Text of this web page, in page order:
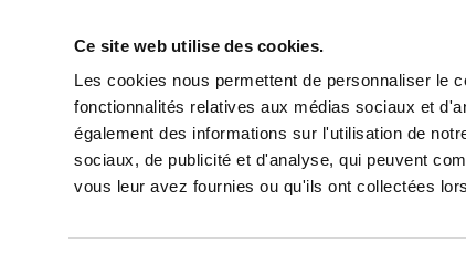
Ce site web utilise des cookies.
Les cookies nous permettent de personnaliser le
fonctionnalités relatives aux médias sociaux et
également des informations sur l'utilisation de
sociaux, de publicité et d'analyse, qui peuvent
vous leur avez fournies ou qu'ils ont collectées
BLANCHE... AU BEST SELLER
PUBLIER UN LIVRE
Kazemori